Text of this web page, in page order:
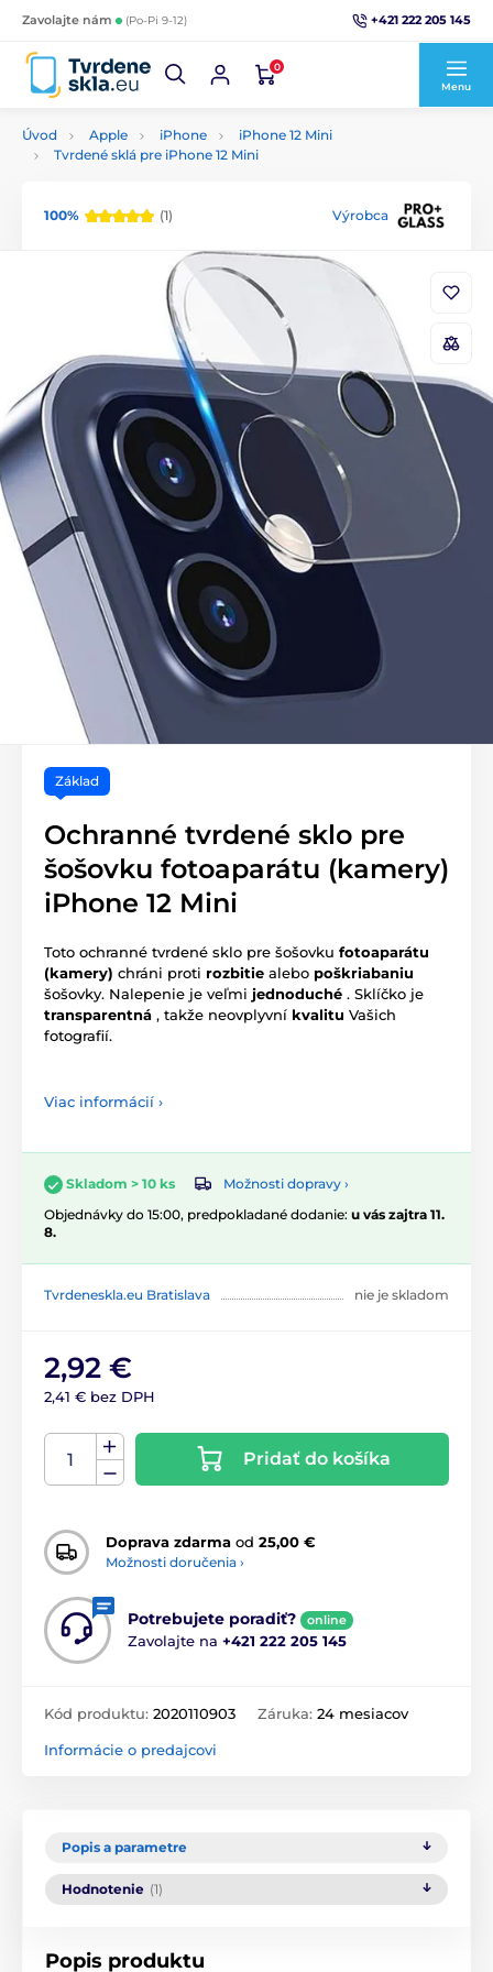
Zavolajte nám (Po-Pi 9-12) +421 222 205 145
0
Menu
Úvod Apple iPhone
iPhone 12 Mini
Tvrdené sklá pre iPhone 12 Mini
100% (1) Výrobca
Základ
Ochranné tvrdené sklo pre
šošovku fotoaparátu (kamery)
iPhone 12 Mini
Toto ochranné tvrdené sklo pre šošovku fotoaparátu
(kamery) chráni proti rozbitie alebo poškriabaniu
šošovky. Nalepenie je veľmi jednoduché . Sklíčko je
transparentná , takže neovplyvní kvalitu Vašich
fotografií.
Viac informácií ›
Skladom > 10 ks
Možnosti dopravy ›
Objednávky do 15:00, predpokladané dodanie: u vás zajtra 11.
8.
Tvrdeneskla.eu Bratislava nie je skladom
2,92 €
2,41 € bez DPH
Pridať do košíka
Doprava zdarma od 25,00 €
Možnosti doručenia ›
Potrebujete poradiť? online
Zavolajte na +421 222 205 145
Kód produktu: 2020110903 Záruka: 24 mesiacov
Informácie o predajcovi
Popis a parametre
Hodnotenie (1)
Popis produktu